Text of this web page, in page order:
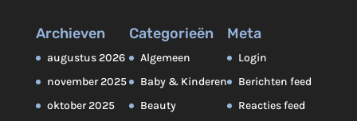
Archieven
augustus 2026
november 2025
oktober 2025
Categorieën
Algemeen
Baby & Kinderen
Beauty
Meta
Login
Berichten feed
Reacties feed